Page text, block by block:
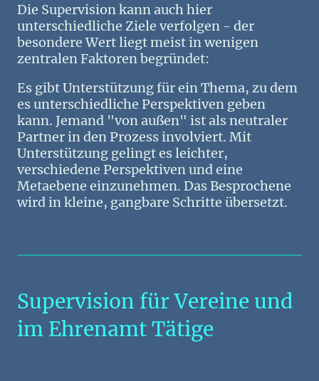
Die Supervision kann auch hier
unterschiedliche Ziele verfolgen - der
besondere Wert liegt meist in wenigen
zentralen Faktoren begründet:
Es gibt Unterstützung für ein Thema, zu dem
es unterschiedliche Perspektiven geben
kann. Jemand "von außen" ist als neutraler
Partner in den Prozess involviert. Mit
Unterstützung gelingt es leichter,
verschiedene Perspektiven und eine
Metaebene einzunehmen. Das Besprochene
wird in kleine, gangbare Schritte übersetzt.
Supervision für Vereine und
im Ehrenamt Tätige